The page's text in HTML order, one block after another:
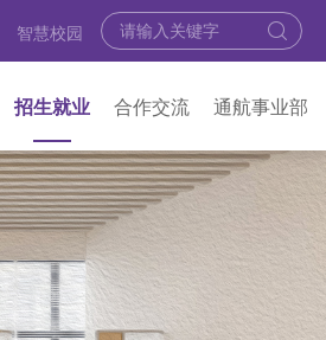
智慧校园
招生就业 合作交流 通航事业部